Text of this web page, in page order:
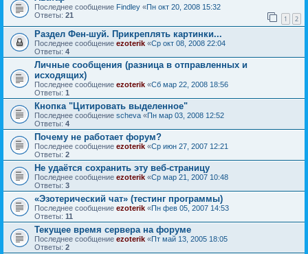
Последнее сообщение Findley «Пн окт 20, 2008 15:32
Ответы: 21 1 2
Раздел Фен-шуй. Прикреплять картинки...
Последнее сообщение ezoterik «Ср окт 08, 2008 22:04
Ответы: 4
Личные сообщения (разница в отправленных и
исходящих)
Последнее сообщение ezoterik «Сб мар 22, 2008 18:56
Ответы: 1
Кнопка "Цитировать выделенное"
Последнее сообщение sсheva «Пн мар 03, 2008 12:52
Ответы: 4
Почему не работает форум?
Последнее сообщение ezoterik «Ср июн 27, 2007 12:21
Ответы: 2
Не удаётся сохранить эту веб-страницу
Последнее сообщение ezoterik «Ср мар 21, 2007 10:48
Ответы: 3
«Эзотерический чат» (тестинг программы)
Последнее сообщение ezoterik «Пн фев 05, 2007 14:53
Ответы: 11
Текущее время сервера на форуме
Последнее сообщение ezoterik «Пт май 13, 2005 18:05
Ответы: 2